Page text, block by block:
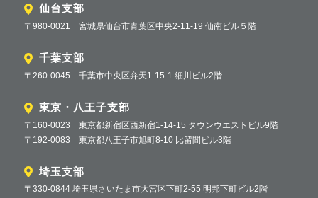
仙台支部
〒980-0021 宮城県仙台市青葉区中央2-11-19 仙南ビル５階
千葉支部
〒260-0045 千葉市中央区弁天1-15-1 細川ビル2階
東京・八王子支部
〒160-0023 東京都新宿区西新宿1-14-15 タウンウエストビル9階
〒192-0083 東京都八王子市旭町8-10 比留間ビル3階
埼玉支部
〒330-0844 埼玉県さいたま市大宮区下町2-55 明邦下町ビル2階